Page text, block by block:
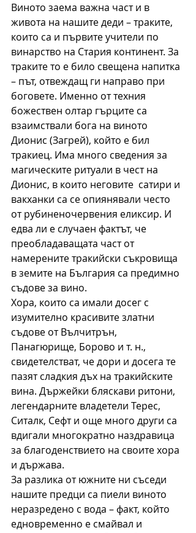
Виното заема важна част и в
живота на нашите деди – траките,
които са и първите учители по
винарство на Стария континент. За
траките то е било свещена напитка
– път, отвеждащ ги направо при
боговете. Именно от техния
божествен олтар гърците са
взаимствали бога на виното
Дионис (Загрей), който е бил
тракиец. Има много сведения за
магическите ритуали в чест на
Дионис, в които неговите  сатири и
вакханки са се опиянявали често
от рубиненочервения еликсир. И
едва ли е случаен фактът, че
преобладаващата част от
намерените тракийски съкровища
в земите на България са предимно
съдове за вино.
Хора, които са имали досег с
изумително красивите златни
съдове от Вълчитрън,
Панагюрище, Борово и т. н.,
свидетелстват, че дори и досега те
пазят сладкия дъх на тракийските
вина. Държейки бляскави ритони,
легендарните владетели Терес,
Ситалк, Сефт и още много други са
вдигали многократно наздравица
за благоденствието на своите хора
и държава.
За разлика от южните ни съседи
нашите предци са пиели виното
неразредено с вода – факт, който
едновременно е смайвал и